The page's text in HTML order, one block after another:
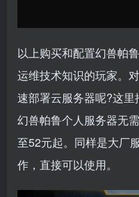
以上购买和配置幻兽帕
运维技术知识的玩家。
速部署云服务器呢?这
幻兽帕鲁个人服务器无
至52元起。同样是大厂
作，直接可以使用。